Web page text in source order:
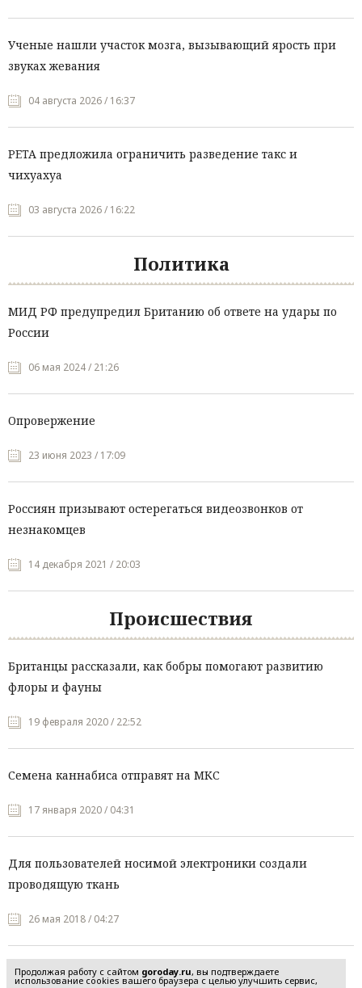
Ученые нашли участок мозга, вызывающий ярость при
звуках жевания
04 августа 2026 / 16:37
PETA предложила ограничить разведение такс и
чихуахуа
03 августа 2026 / 16:22
Политика
МИД РФ предупредил Британию об ответе на удары по
России
06 мая 2024 / 21:26
Опровержение
23 июня 2023 / 17:09
Россиян призывают остерегаться видеозвонков от
незнакомцев
14 декабря 2021 / 20:03
Происшествия
Британцы рассказали, как бобры помогают развитию
флоры и фауны
19 февраля 2020 / 22:52
Семена каннабиса отправят на МКС
17 января 2020 / 04:31
Для пользователей носимой электроники создали
проводящую ткань
26 мая 2018 / 04:27
Продолжая работу с сайтом goroday.ru, вы подтверждаете
использование cookies вашего браузера с целью улучшить сервис,